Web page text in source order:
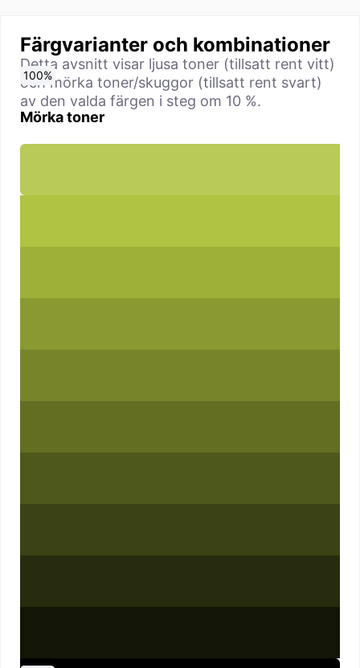
Färgvarianter och kombinationer
Detta avsnitt visar ljusa toner (tillsatt rent vitt)
och mörka toner/skuggor (tillsatt rent svart)
av den valda färgen i steg om 10 %.
Mörka toner
0%
10%
20%
30%
40%
50%
60%
70%
80%
90%
100%